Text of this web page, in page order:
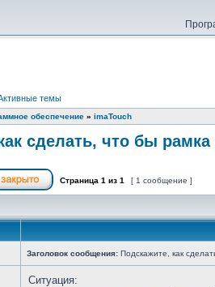
темы
обеспечение » imaTouch
сделать, что бы
Страница 1 из 1 [ 1 сообщение ]
Заголовок сообщения: Подскажите, как
Ситуация: